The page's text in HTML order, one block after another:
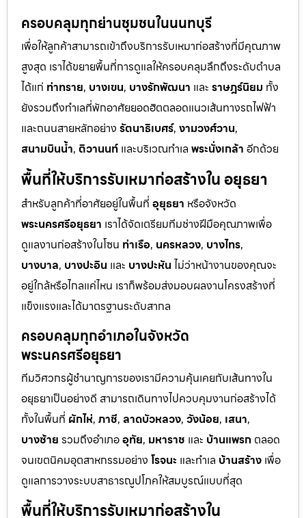
ครอบคลุมทุกย่านชุมชนในนนทบุรี
เพื่อให้ลูกค้าสามารถเข้าถึงบริการรับเหมาก่อสร้างที่มีคุณภาพ
สูงสุด เราได้ขยายพื้นที่การดูแลให้ครอบคลุมลึกถึงระดับตำบล
ได้แก่ ท่าทราย, บางเขน, บางรักพัฒนา และ ราษฎร์นิยม ทั้ง
ยังรวมถึงทำเลที่พักอาศัยยอดฮิตตลอดแนวเส้นทางรถไฟฟ้า
และถนนสายหลักอย่าง รัตนาธิเบศร์, งามวงศ์วาน,
สนามบินน้ำ, ติวานนท์ และบริเวณทำเล พระนั่งเกล้า อีกด้วย
พื้นที่ให้บริการรับเหมาก่อสร้างใน อยุธยา
สำหรับลูกค้าที่อาศัยอยู่ในพื้นที่ อุยุธยา หรือจังหวัด
พระนครศรีอยุธยา เราได้จัดเตรียมทีมช่างฝีมือคุณภาพเพื่อ
ดูแลงานก่อสร้างในโซน ท่าเรือ, นครหลวง, บางไทร,
บางบาล, บางปะอิน และ บางปะหัน ไม่ว่าหน้างานของคุณจะ
อยู่ใกล้หรือไกลแค่ไหน เราก็พร้อมส่งมอบผลงานโครงสร้างที่
แข็งแรงและได้มาตรฐานระดับสากล
ครอบคลุมทุกอำเภอในจังหวัด
พระนครศรีอยุธยา
ทีมวิศวกรผู้ชำนาญการของเรามีความคุ้นเคยกับเส้นทางใน
อยุธยาเป็นอย่างดี สามารถเดินทางไปควบคุมงานก่อสร้างได้
ทั้งในพื้นที่ ผักไห่, ภาชี, ลาดบัวหลวง, วังน้อย, เสนา,
บางซ้าย รวมถึงอำเภออุทัย, มหาราช และ บ้านแพรก ตลอด
จนเขตนิคมอุตสาหกรรมอย่าง โรจนะ และทำเล บ้านสร้าง เพื่อ
ดูแลการวางระบบสาธารณูปโภคให้สมบูรณ์แบบที่สุด
พื้นที่ให้บริการรับเหมาก่อสร้างใน